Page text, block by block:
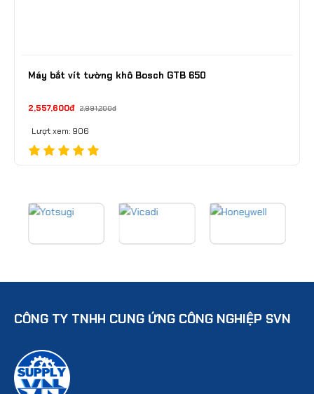
Máy bắt vít tường khô Bosch GTB 650
2,557,600đ 2,891,200đ
Lượt xem: 906
CÔNG TY TNHH CUNG ỨNG CÔNG NGHIỆP SVN